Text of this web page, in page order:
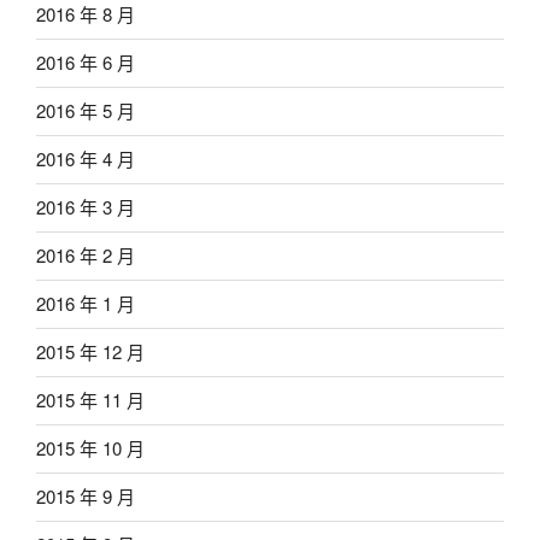
2016 年 8 月
2016 年 6 月
2016 年 5 月
2016 年 4 月
2016 年 3 月
2016 年 2 月
2016 年 1 月
2015 年 12 月
2015 年 11 月
2015 年 10 月
2015 年 9 月